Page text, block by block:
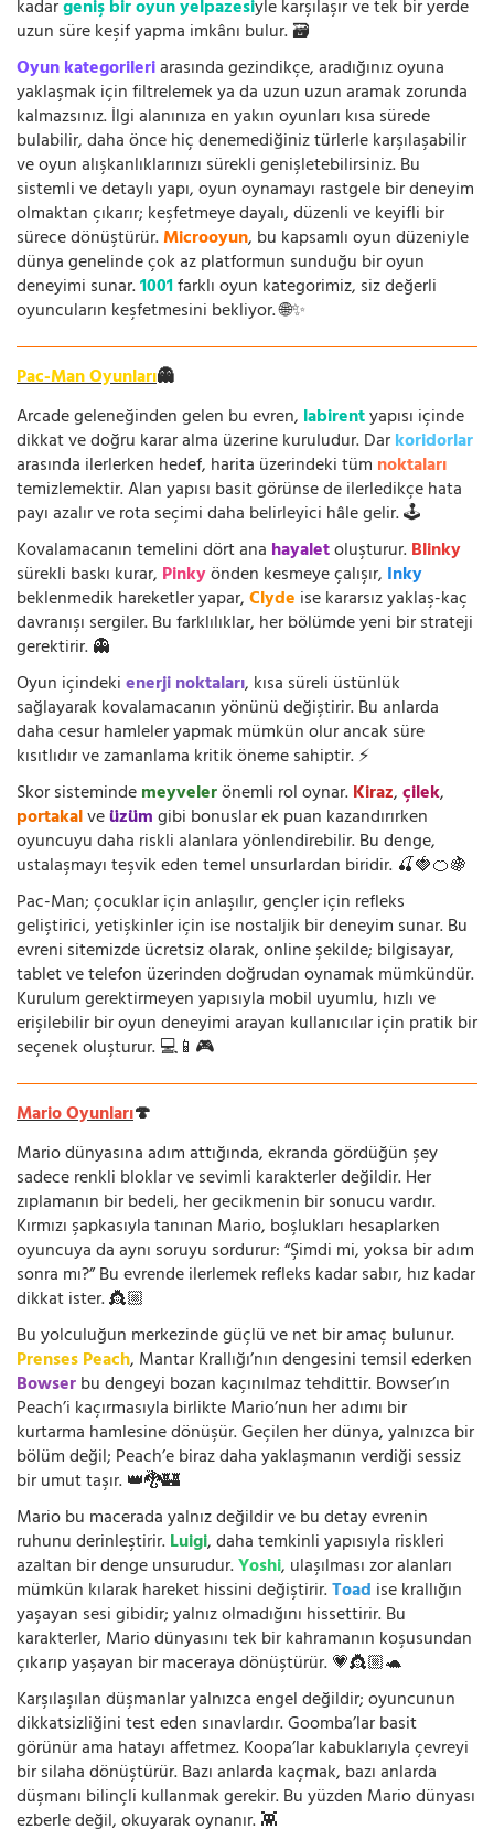
kadargeniş bir oyun yelpazesiyle karşılaşır ve tek bir yerde
uzun süre keşif yapma imkânı bulur. 🗃️
Oyun kategorileriarasında gezindikçe, aradığınız oyuna
yaklaşmak için filtrelemek ya da uzun uzun aramak zorunda
kalmazsınız. İlgi alanınıza en yakın oyunları kısa sürede
bulabilir, daha önce hiç denemediğiniz türlerle karşılaşabilir
ve oyun alışkanlıklarınızı sürekli genişletebilirsiniz. Bu
sistemli ve detaylı yapı, oyun oynamayı rastgele bir deneyim
olmaktan çıkarır; keşfetmeye dayalı, düzenli ve keyifli bir
sürece dönüştürür.Microoyun, bu kapsamlı oyun düzeniyle
dünya genelinde çok az platformun sunduğu bir oyun
deneyimi sunar.1001farklı oyun kategorimiz, siz değerli
oyuncuların keşfetmesini bekliyor. 🌐✨
Pac-Man Oyunları👻
Arcade geleneğinden gelen bu evren, labirentyapısı içinde
dikkat ve doğru karar alma üzerine kuruludur. Darkoridorlar
arasında ilerlerken hedef, harita üzerindeki tüm noktaları
temizlemektir. Alan yapısı basit görünse de ilerledikçe hata
payı azalır ve rota seçimi daha belirleyici hâle gelir. 🕹️
Kovalamacanın temelini dört ana hayaletoluşturur.Blinky
sürekli baskı kurar, Pinkyönden kesmeye çalışır, Inky
beklenmedik hareketler yapar,Clyde ise kararsız yaklaş-kaç
davranışı sergiler. Bu farklılıklar, her bölümde yeni bir strateji
gerektirir. 👻
Oyun içindekienerji noktaları, kısa süreli üstünlük
sağlayarak kovalamacanın yönünü değiştirir. Bu anlarda
daha cesur hamleler yapmak mümkün olur ancak süre
kısıtlıdır ve zamanlama kritik öneme sahiptir. ⚡
Skor sistemindemeyvelerönemli rol oynar.Kiraz,çilek,
portakalveüzümgibi bonuslar ek puan kazandırırken
oyuncuyu daha riskli alanlara yönlendirebilir. Bu denge,
ustalaşmayı teşvik eden temel unsurlardan biridir. 🍒🍓🍊🍇
Pac-Man; çocuklar için anlaşılır, gençler için refleks
geliştirici, yetişkinler için ise nostaljik bir deneyim sunar. Bu
evreni sitemizde ücretsiz olarak, online şekilde; bilgisayar,
tablet ve telefon üzerinden doğrudan oynamak mümkündür.
Kurulum gerektirmeyen yapısıyla mobil uyumlu, hızlı ve
erişilebilir bir oyun deneyimi arayan kullanıcılar için pratik bir
seçenek oluşturur. 💻📱🎮
Mario Oyunları🍄
Mario dünyasına adım attığında, ekranda gördüğün şey
sadece renkli bloklar ve sevimli karakterler değildir. Her
zıplamanın bir bedeli, her gecikmenin bir sonucu vardır.
Kırmızı şapkasıyla tanınan Mario, boşlukları hesaplarken
oyuncuya da aynı soruyu sordurur: “Şimdi mi, yoksa bir adım
sonra mı?” Bu evrende ilerlemek refleks kadar sabır, hız kadar
dikkat ister. 👸🏼
Bu yolculuğun merkezinde güçlü ve net bir amaç bulunur.
Prenses Peach, Mantar Krallığı’nın dengesini temsil ederken
Bowserbu dengeyi bozan kaçınılmaz tehdittir. Bowser’ın
Peach’i kaçırmasıyla birlikte Mario’nun her adımı bir
kurtarma hamlesine dönüşür. Geçilen her dünya, yalnızca bir
bölüm değil; Peach’e biraz daha yaklaşmanın verdiği sessiz
bir umut taşır. 👑🐉🏰
Mario bu macerada yalnız değildir ve bu detay evrenin
ruhunu derinleştirir.Luigi, daha temkinli yapısıyla riskleri
azaltan bir denge unsurudur.Yoshi, ulaşılması zor alanları
mümkün kılarak hareket hissini değiştirir.Toad ise krallığın
yaşayan sesi gibidir; yalnız olmadığını hissettirir. Bu
karakterler, Mario dünyasını tek bir kahramanın koşusundan
çıkarıp yaşayan bir maceraya dönüştürür. 💗👸🏼🐢
Karşılaşılan düşmanlar yalnızca engel değildir; oyuncunun
dikkatsizliğini test eden sınavlardır. Goomba’lar basit
görünür ama hatayı affetmez. Koopa’lar kabuklarıyla çevreyi
bir silaha dönüştürür. Bazı anlarda kaçmak, bazı anlarda
düşmanı bilinçli kullanmak gerekir. Bu yüzden Mario dünyası
ezberle değil, okuyarak oynanır. 👾